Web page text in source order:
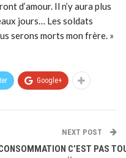
d’amour. Il n’y aura plus
jours… Les soldats
serons morts mon frère. »
Google+
NEXT POST
C’EST PAS